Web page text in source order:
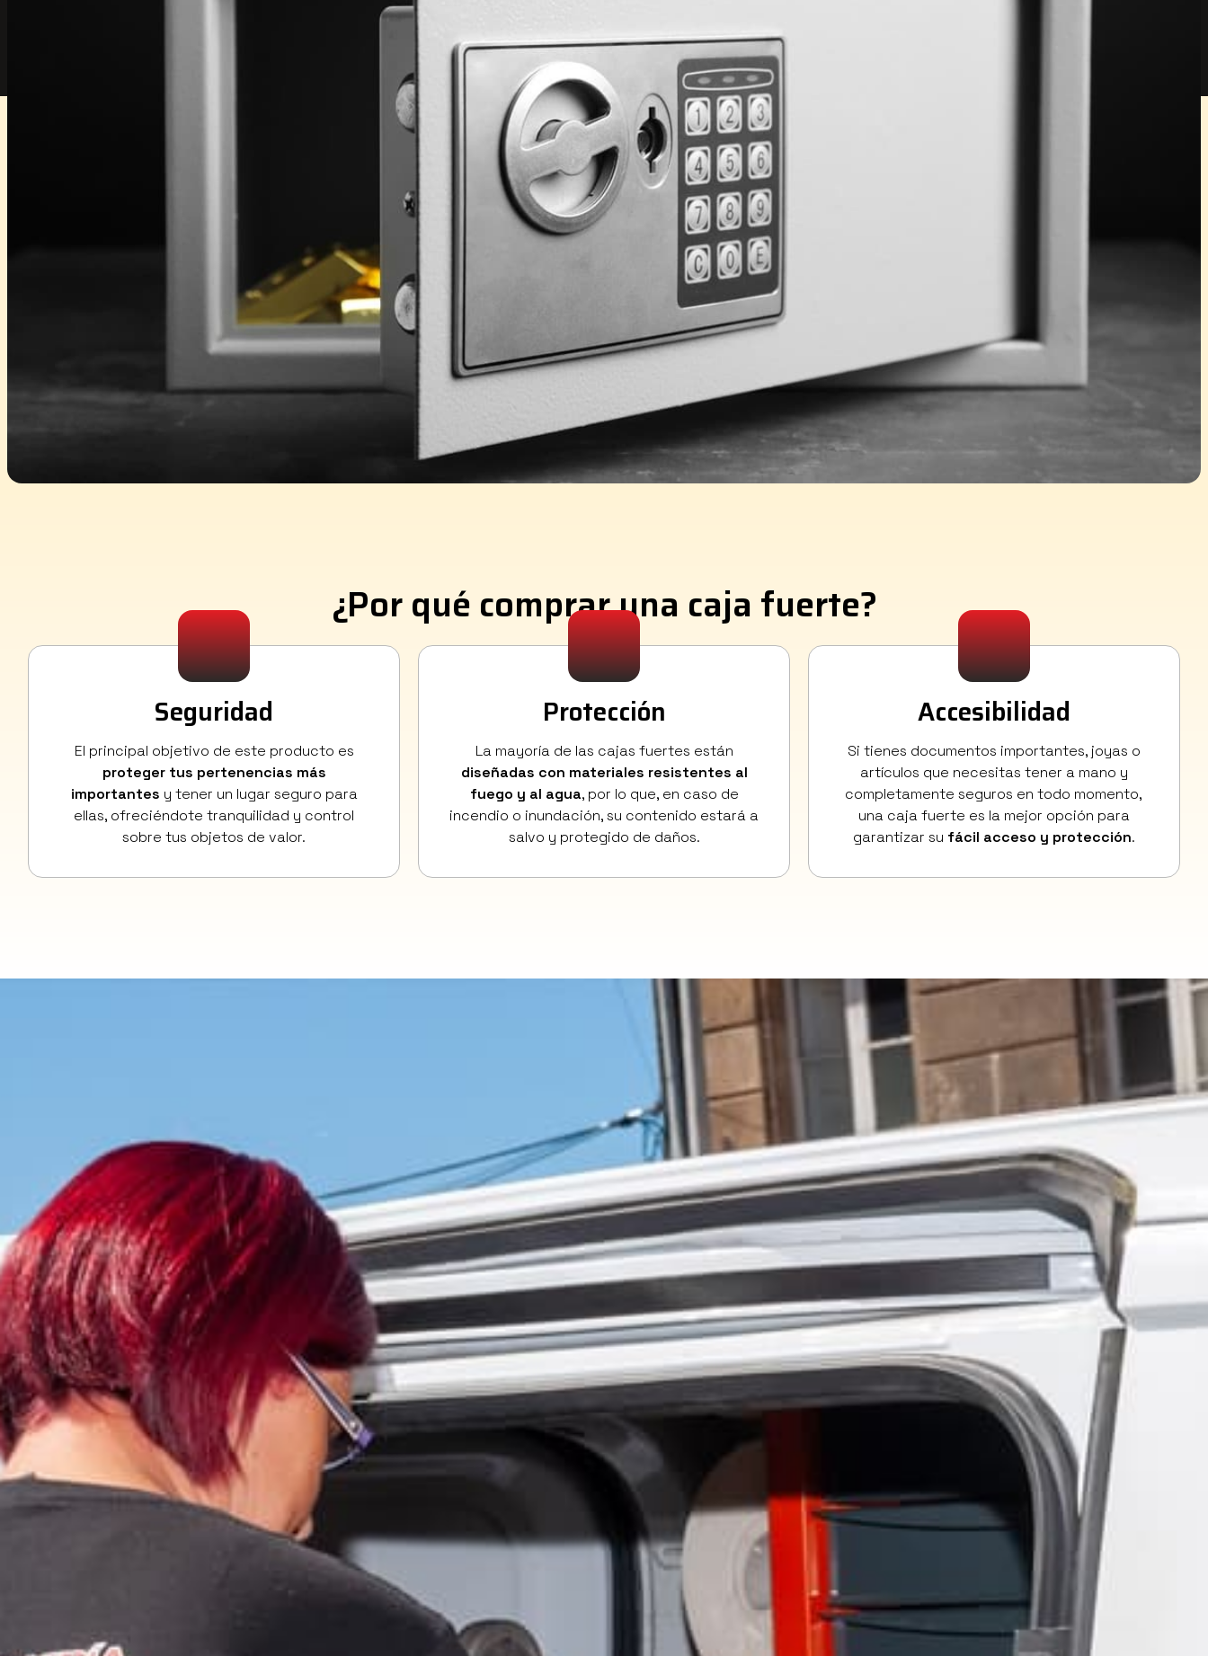
¿Por qué comprar una caja fuerte?
Seguridad
El principal objetivo de este producto es
proteger tus pertenencias más
importantes y tener un lugar seguro para
ellas, ofreciéndote tranquilidad y control
sobre tus objetos de valor.
Protección
La mayoría de las cajas fuertes están
diseñadas con materiales resistentes al
fuego y al agua, por lo que, en caso de
incendio o inundación, su contenido estará a
salvo y protegido de daños.
Accesibilidad
Si tienes documentos importantes, joyas o
artículos que necesitas tener a mano y
completamente seguros en todo momento,
una caja fuerte es la mejor opción para
garantizar su fácil acceso y protección.